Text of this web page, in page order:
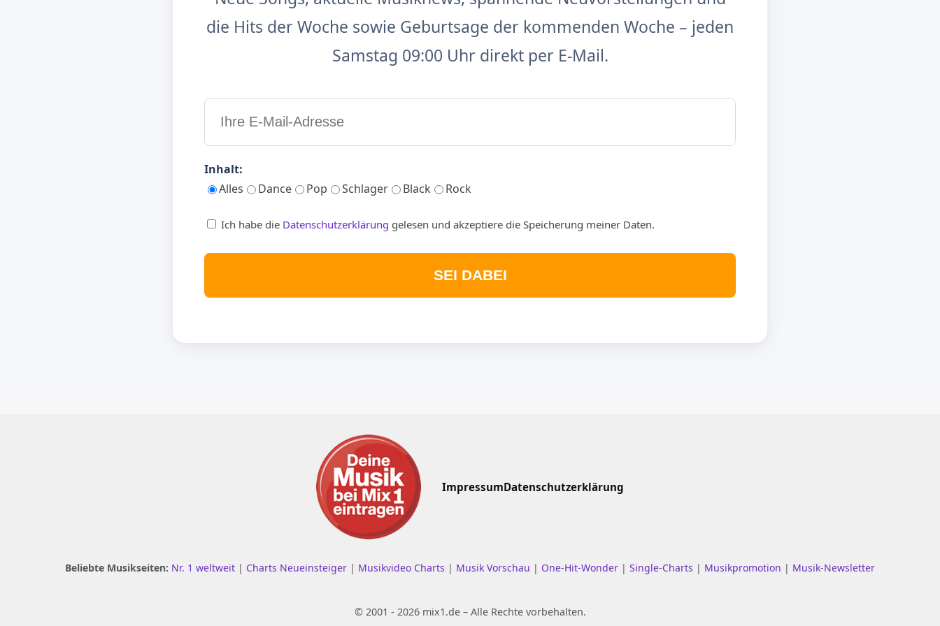
die Hits der Woche sowie Geburtsage der kommenden Woche – jeden
Samstag 09:00 Uhr direkt per E-Mail.
Inhalt:
Alles
Dance Pop Schlager Black Rock
Ich habe die Datenschutzerklärung gelesen und akzeptiere die Speicherung meiner Daten.
SEI DABEI
ImpressumDatenschutzerklärung
Beliebte Musikseiten: Nr. 1 weltweit | Charts Neueinsteiger | Musikvideo Charts | Musik Vorschau | One-Hit-Wonder | Single-Charts | Musikpromotion | Musik-Newsletter
© 2001 - 2026 mix1.de – Alle Rechte vorbehalten.